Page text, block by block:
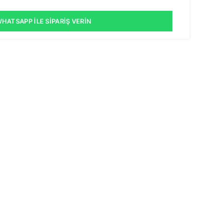
İLE SIPARIŞ VERIN